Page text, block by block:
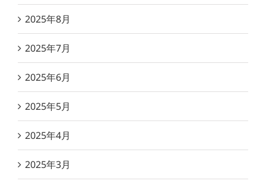
2025年8月
2025年7月
2025年6月
2025年5月
2025年4月
2025年3月